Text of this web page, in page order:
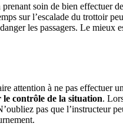
soin de bien effectuer
sur l’escalade du trottoir
les passagers. Le mieux
attention à ne pas effectuer
le contrôle de la situation.
pas que l’instructeur